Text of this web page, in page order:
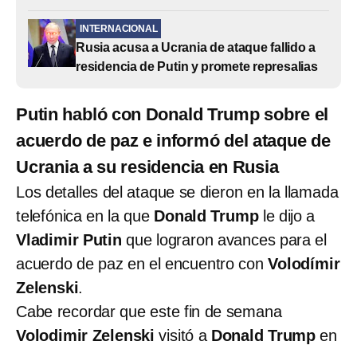
INTERNACIONAL
Rusia acusa a Ucrania de ataque fallido a
residencia de Putin y promete represalias
Putin habló con Donald Trump sobre el
acuerdo de paz e informó del ataque de
Ucrania a su residencia en Rusia
Los detalles del ataque se dieron en la llamada
telefónica en la que Donald Trump le dijo a
Vladimir Putin que lograron avances para el
acuerdo de paz en el encuentro conVolodímir
Zelenski.
Cabe recordar que este fin de semana
Volodimir Zelenskivisitó a Donald Trump en